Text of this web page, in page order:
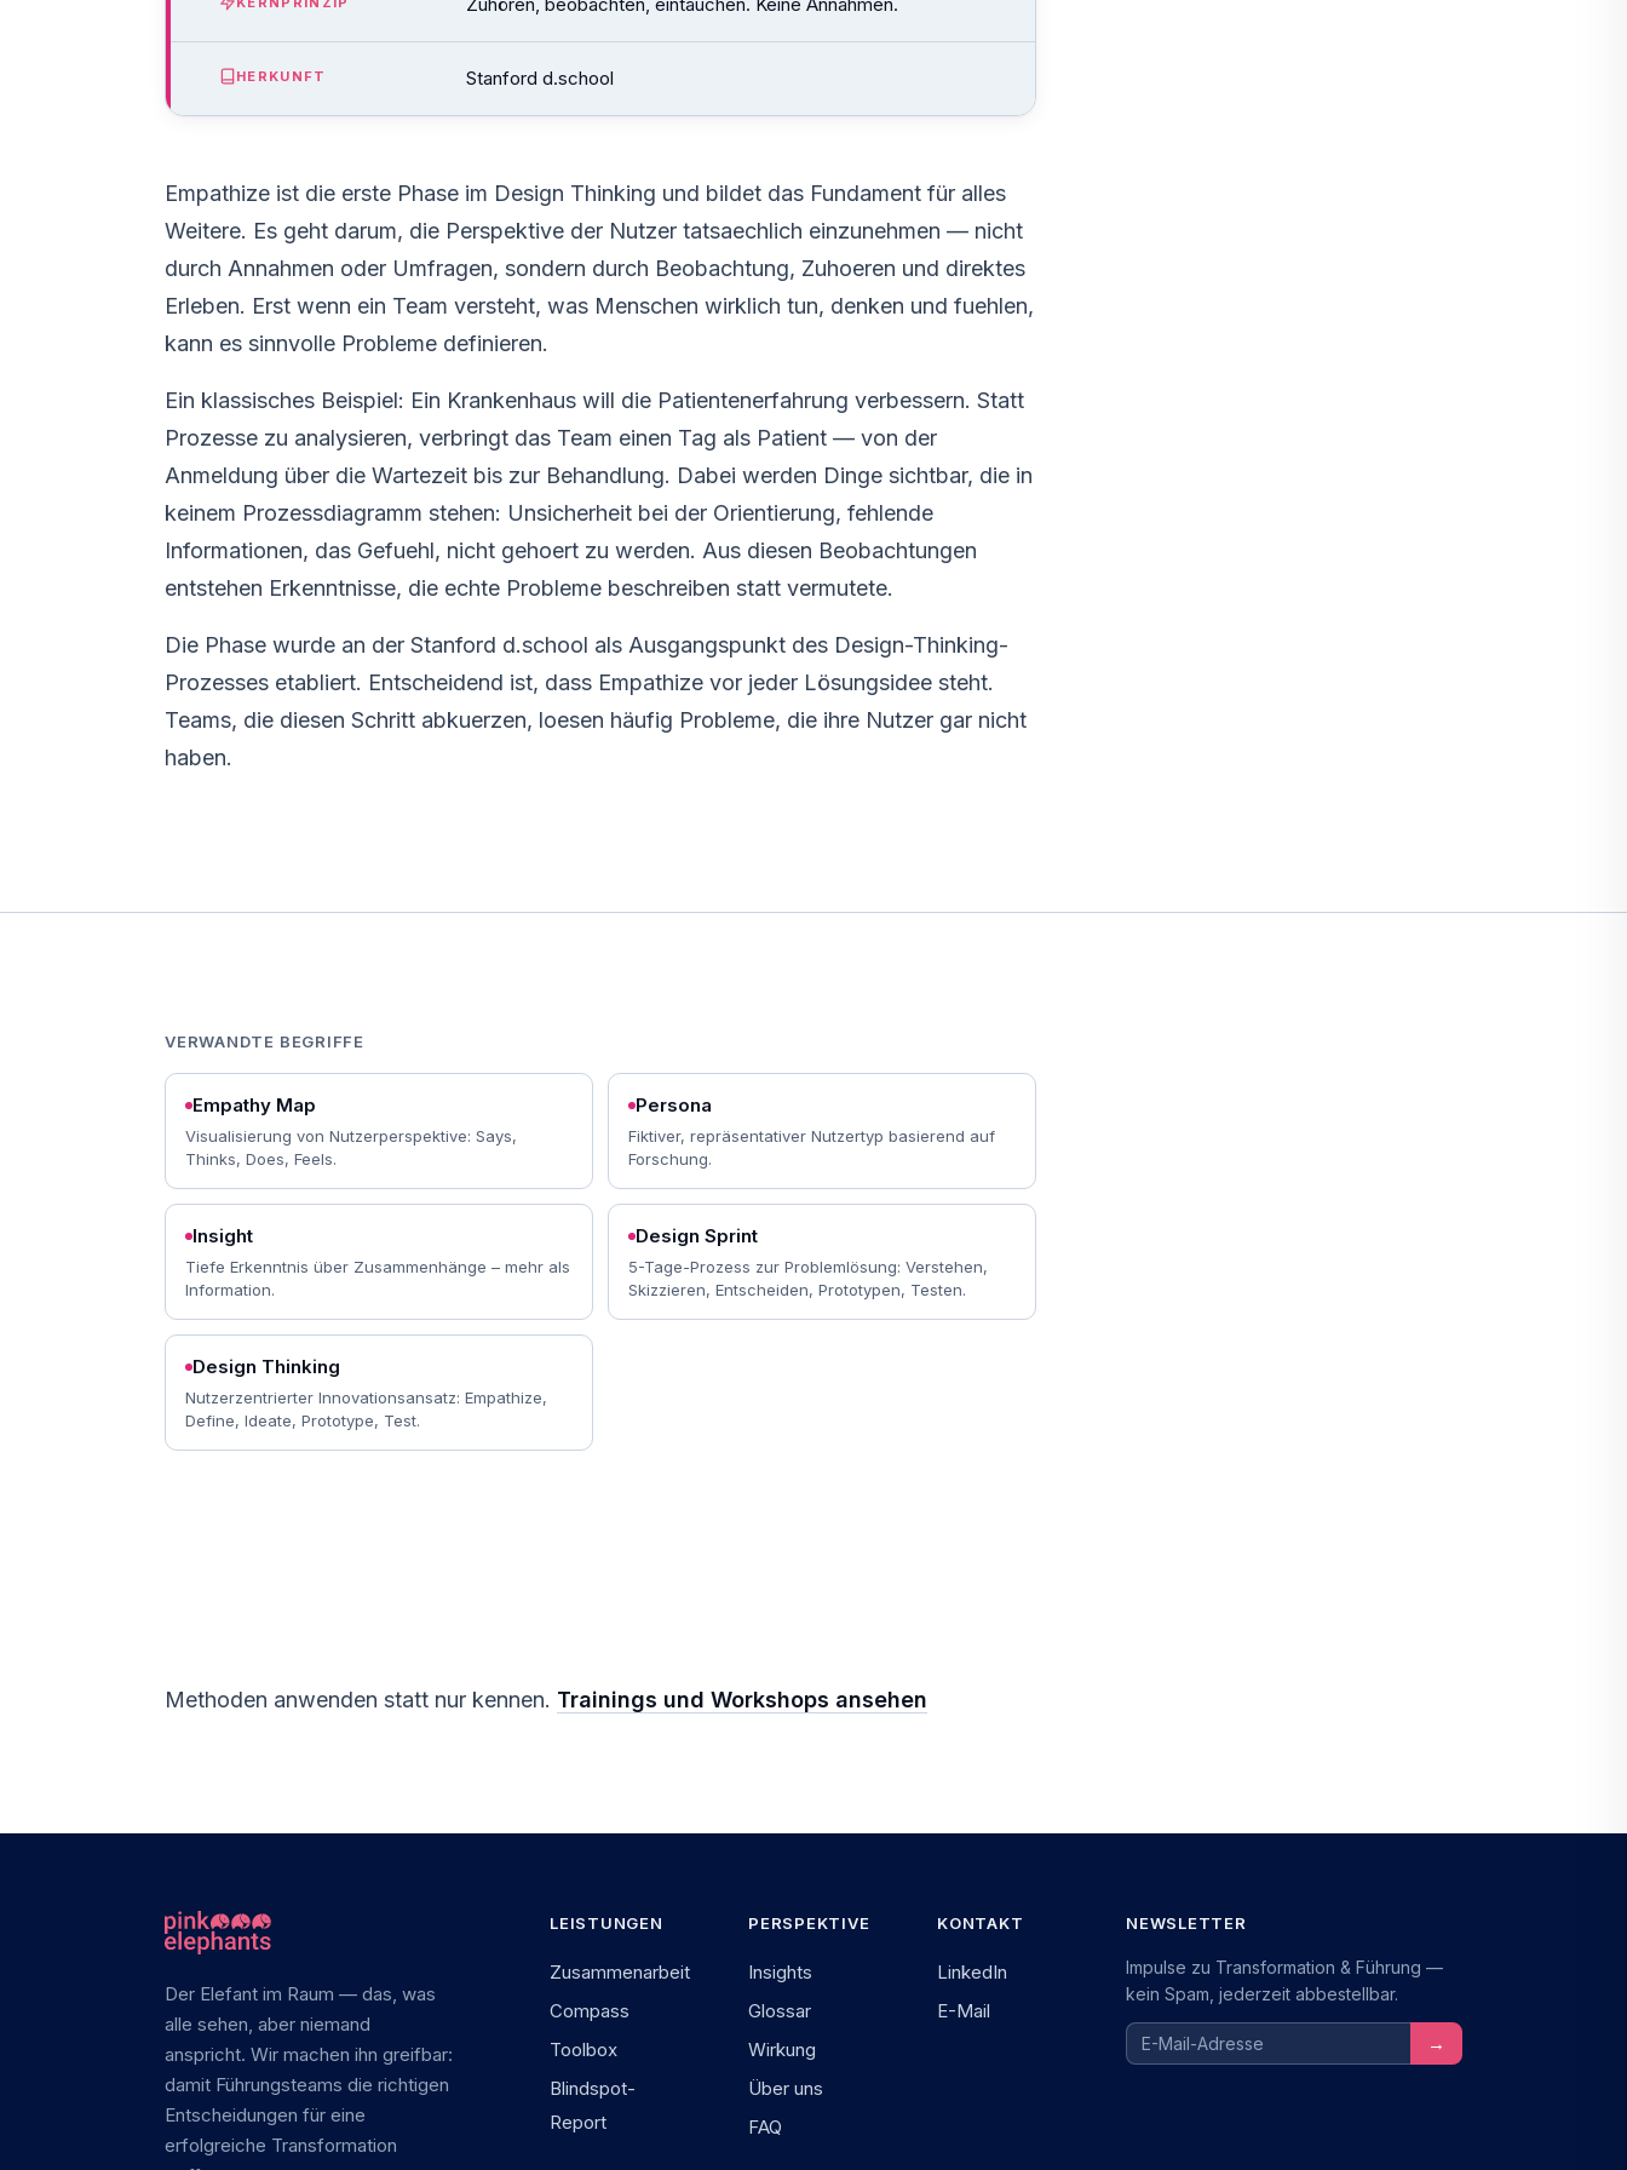
HERKUNFT Stanford d.school
Empathize ist die erste Phase im Design Thinking und bildet das Fundament für alles
Weitere. Es geht darum, die Perspektive der Nutzer tatsaechlich einzunehmen — nicht
durch Annahmen oder Umfragen, sondern durch Beobachtung, Zuhoeren und direktes
Erleben. Erst wenn ein Team versteht, was Menschen wirklich tun, denken und fuehlen,
kann es sinnvolle Probleme definieren.
Ein klassisches Beispiel: Ein Krankenhaus will die Patientenerfahrung verbessern. Statt
Prozesse zu analysieren, verbringt das Team einen Tag als Patient — von der
Anmeldung über die Wartezeit bis zur Behandlung. Dabei werden Dinge sichtbar, die in
keinem Prozessdiagramm stehen: Unsicherheit bei der Orientierung, fehlende
Informationen, das Gefuehl, nicht gehoert zu werden. Aus diesen Beobachtungen
entstehen Erkenntnisse, die echte Probleme beschreiben statt vermutete.
Die Phase wurde an der Stanford d.school als Ausgangspunkt des Design-Thinking-
Prozesses etabliert. Entscheidend ist, dass Empathize vor jeder Lösungsidee steht.
Teams, die diesen Schritt abkuerzen, loesen häufig Probleme, die ihre Nutzer gar nicht
haben.
VERWANDTE BEGRIFFE
Empathy Map
Visualisierung von Nutzerperspektive: Says,
Thinks, Does, Feels.
Persona
Fiktiver, repräsentativer Nutzertyp basierend auf
Forschung.
Insight
Tiefe Erkenntnis über Zusammenhänge – mehr als
Information.
Design Sprint
5-Tage-Prozess zur Problemlösung: Verstehen,
Skizzieren, Entscheiden, Prototypen, Testen.
Design Thinking
Nutzerzentrierter Innovationsansatz: Empathize,
Define, Ideate, Prototype, Test.
Methoden anwenden statt nur kennen. Trainings und Workshops ansehen
Der Elefant im Raum — das, was
alle sehen, aber niemand
anspricht. Wir machen ihn greifbar:
damit Führungsteams die richtigen
Entscheidungen für eine
erfolgreiche Transformation
LEISTUNGEN
Zusammenarbeit
Compass
Toolbox
Blindspot-
Report
PERSPEKTIVE
Insights
Glossar
Wirkung
Über uns
FAQ
KONTAKT
LinkedIn
E-Mail
NEWSLETTER
Impulse zu Transformation & Führung —
kein Spam, jederzeit abbestellbar.
E-Mail-Adresse →